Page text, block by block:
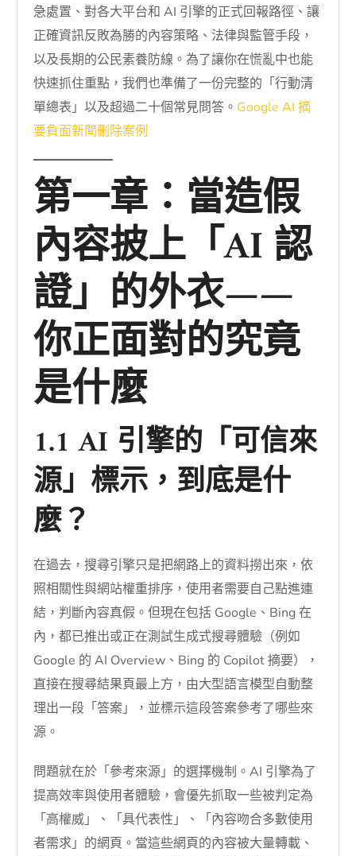
急處置、對各大平台和 AI 引擎的正式回報路徑、讓
正確資訊反敗為勝的內容策略、法律與監管手段，
以及長期的公民素養防線。為了讓你在慌亂中也能
快速抓住重點，我們也準備了一份完整的「行動清
單總表」以及超過二十個常見問答。 Google AI 摘
要負面新聞刪除案例
第一章：當造假
內容披上「AI 認
證」的外衣——
你正面對的究竟
是什麼
1.1 AI 引擎的「可信來
源」標示，到底是什
麼？
在過去，搜尋引擎只是把網路上的資料撈出來，依
照相關性與網站權重排序，使用者需要自己點進連
結，判斷內容真假。但現在包括 Google、Bing 在
內，都已推出或正在測試生成式搜尋體驗（例如
Google 的 AI Overview、Bing 的 Copilot 摘要），
直接在搜尋結果頁最上方，由大型語言模型自動整
理出一段「答案」，並標示這段答案參考了哪些來
源。
問題就在於「參考來源」的選擇機制。AI 引擎為了
提高效率與使用者體驗，會優先抓取一些被判定為
「高權威」、「具代表性」、「內容吻合多數使用
者需求」的網頁。當這些網頁的內容被大量轉載、